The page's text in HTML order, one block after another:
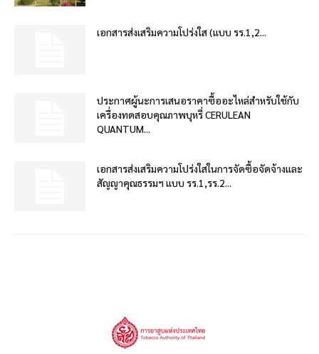
เอกสารส่งเสริมความโปร่งใส (แบบ รร.1,2...
ประกาศผู้นะการเสนอราคาซื้ออะไหล่สำหรับใช้กับ
เครื่องทดสอบคุณภาพบุหรี่ CERULEAN
QUANTUM...
เอกสารส่งเสริมความโปร่งใสในการจัดซื้อจัดจ้างและ
สัญญาคุณธรรมฯ แบบ รร.1,รร.2...